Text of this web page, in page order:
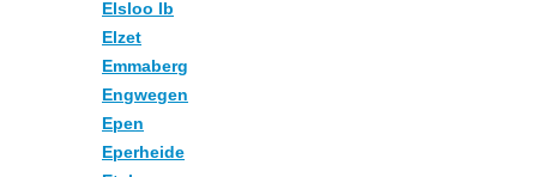
Elsloo lb
Elzet
Emmaberg
Engwegen
Epen
Eperheide